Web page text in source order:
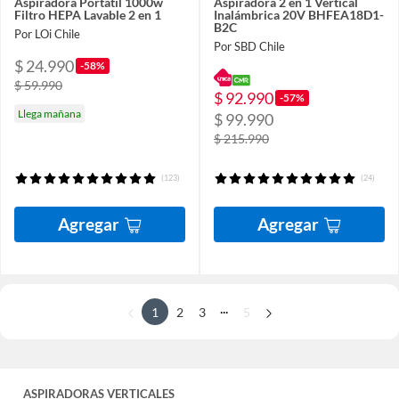
Filtro HEPA Lavable 2 en 1
Por LOi Chile
$ 24.990 -58%
$ 59.990
Llega mañana
(123)
Agregar
Inalámbrica 20V BHFEA18D1-
B2C
Por SBD Chile
$ 92.990 -57%
$ 99.990
$ 215.990
(24)
Agregar
1 2 3 ... 5
ASPIRADORAS VERTICALES